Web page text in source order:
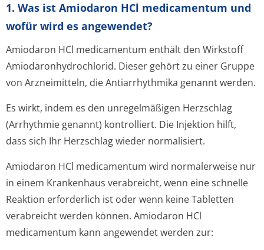
1. Was ist Amiodaron HCl medicamentum und
wofür wird es angewendet?
Amiodaron HCl medicamentum enthält den Wirkstoff
Amiodaronhydrochlo­rid. Dieser gehört zu einer Gruppe
von Arzneimitteln, die Antiarrhythmika genannt werden.
Es wirkt, indem es den unregelmäßigen Herzschlag
(Arrhythmie genannt) kontrolliert. Die Injektion hilft,
dass sich Ihr Herzschlag wieder normalisiert.
Amiodaron HCl medicamentum wird normalerweise nur
in einem Krankenhaus verabreicht, wenn eine schnelle
Reaktion erforderlich ist oder wenn keine Tabletten
verabreicht werden können. Amiodaron HCl
medicamentum kann angewendet werden zur: